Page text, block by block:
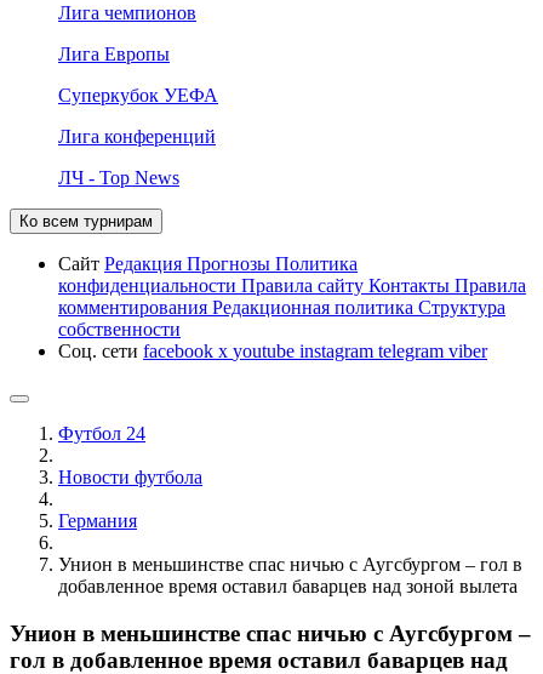
Лига чемпионов
Лига Европы
Суперкубок УЕФА
Лига конференций
ЛЧ - Top News
Ко всем турнирам
Сайт Редакция Прогнозы Политика
конфиденциальности Правила сайту Контакты Правила
комментирования Редакционная политика Структура
собственности
Соц. сети facebook x youtube instagram telegram viber
Футбол 24
Новости футбола
Германия
Унион в меньшинстве спас ничью с Аугсбургом – гол в
добавленное время оставил баварцев над зоной вылета
Унион в меньшинстве спас ничью с Аугсбургом –
гол в добавленное время оставил баварцев над